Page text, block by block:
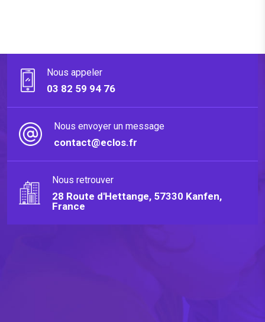
Nous appeler
03 82 59 94 76
Nous envoyer un message
contact@eclos.fr
Nous retrouver
28 Route d'Hettange, 57330 Kanfen,
France